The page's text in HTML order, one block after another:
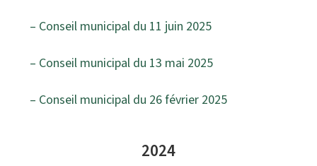
– Conseil municipal du 11 juin 2025
– Conseil municipal du 13 mai 2025
– Conseil municipal du 26 février 2025
2024